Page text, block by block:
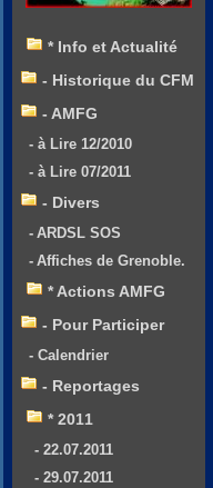
* Info et Actualité
- Historique du CFM
- AMFG
- à Lire 12/2010
- à Lire 07/2011
- Divers
- ARDSL SOS
- Affiches de Grenoble.
* Actions AMFG
- Pour Participer
- Calendrier
- Reportages
* 2011
- 22.07.2011
- 29.07.2011